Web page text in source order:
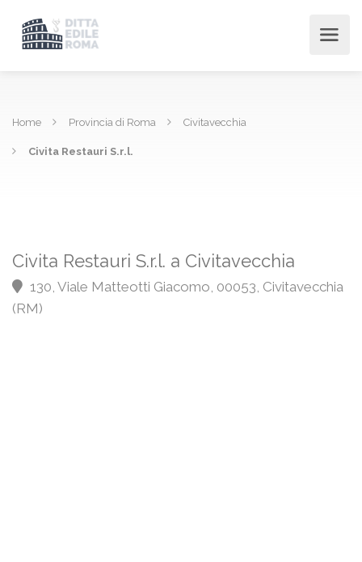
Home Provincia di Roma Civitavecchia
Civita Restauri S.r.l.
Civita Restauri S.r.l. a Civitavecchia
130, Viale Matteotti Giacomo, 00053, Civitavecchia
(RM)